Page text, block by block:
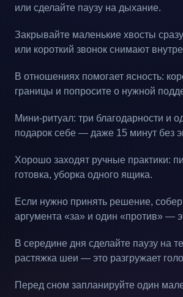
или сделайте паузу на дыхание.
Закрывайте маленькие хвосты
или короткий звонок снимают
В отношениях помогает ясность:
границы и попросите о нужной
Мини-ритуал: три благодарности и
подарок себе — даже 15 минут без
Хорошо заходят ручные практики:
готовка, уборка одного ящика.
Если нужно принять решение,
аргумента «за» и один «против» —
В середине дня сделайте паузу на
растяжка шеи — это разгружает
Перед сном запланируйте один